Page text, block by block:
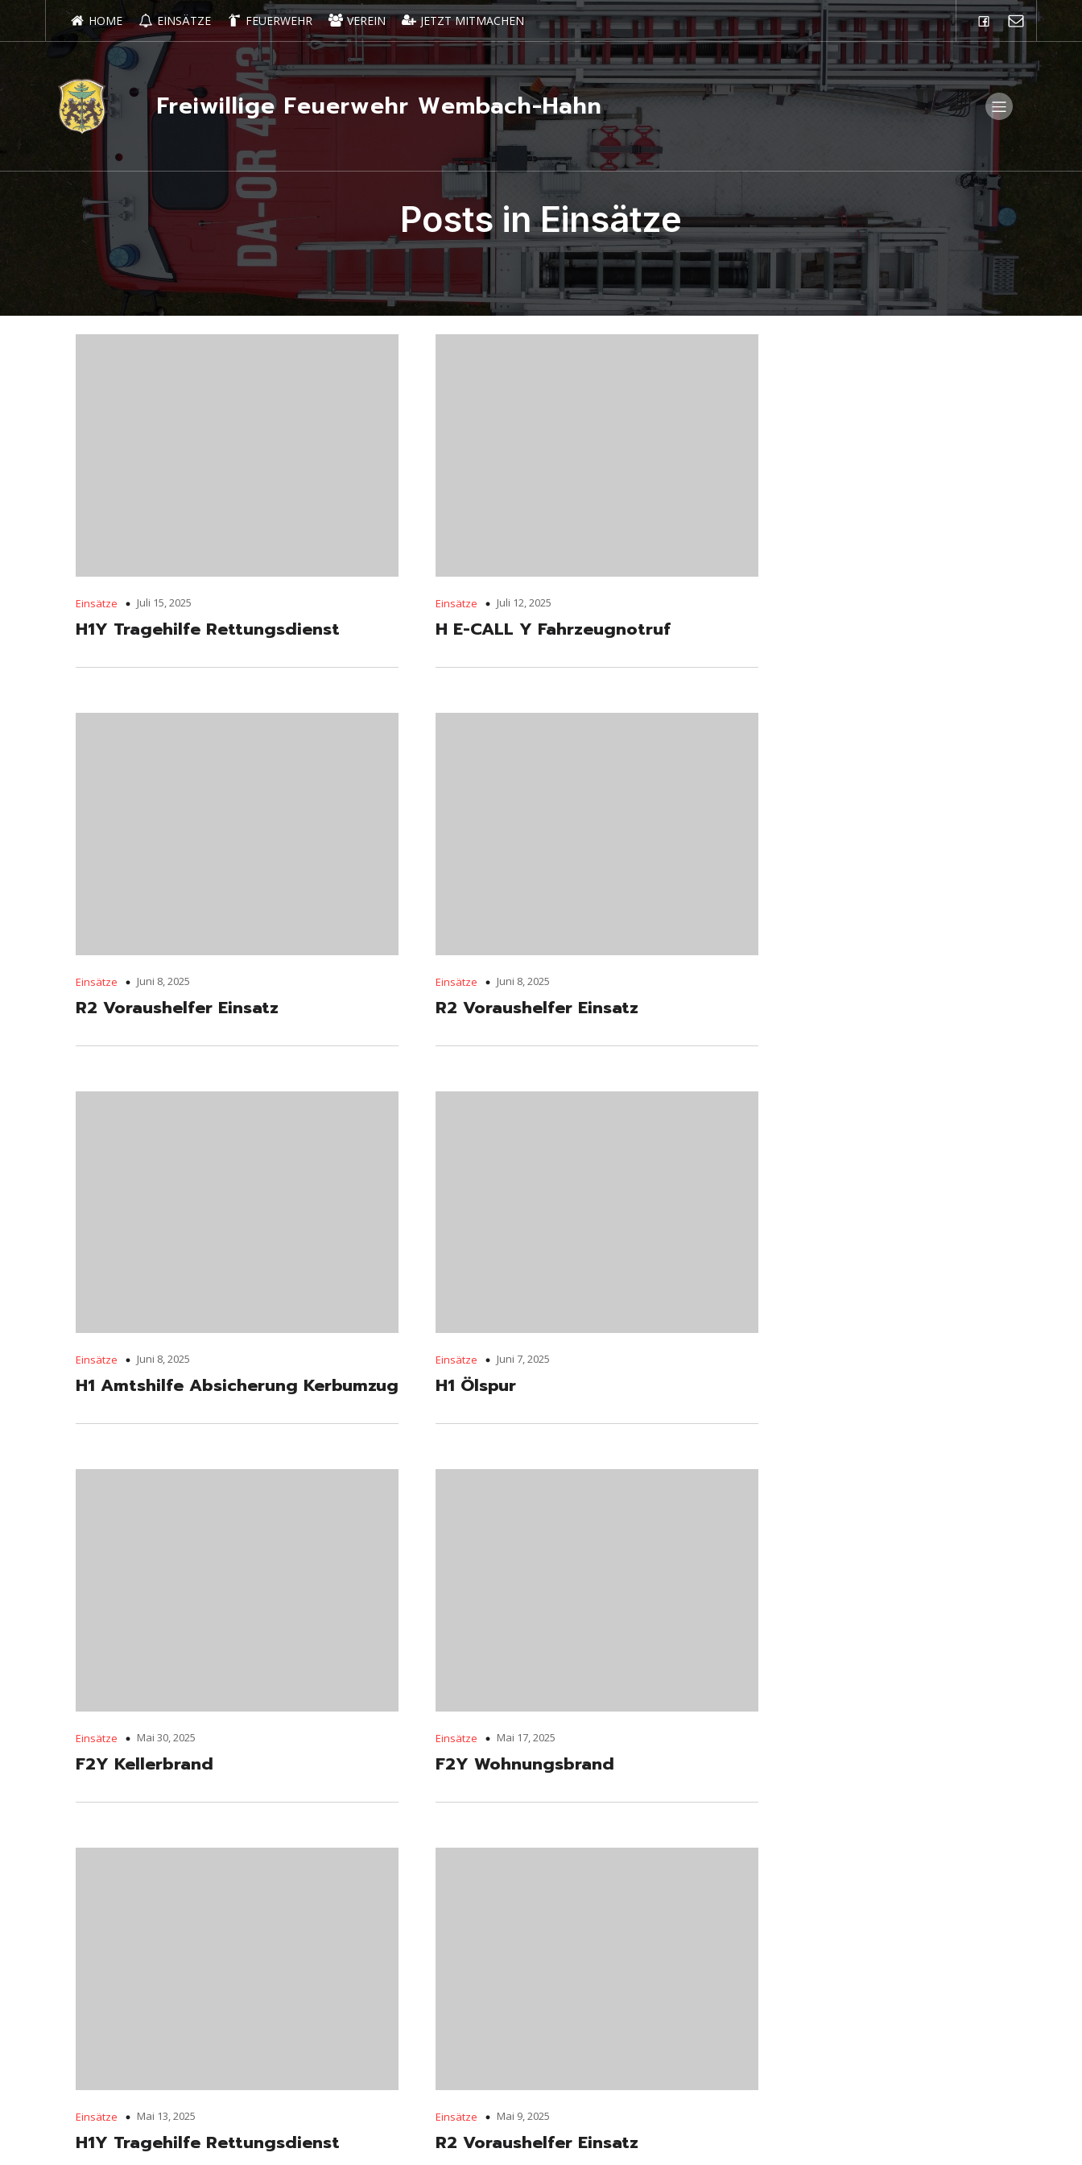
HOME EINSÄTZE FEUERWEHR VEREIN JETZT MITMACHEN
Freiwillige Feuerwehr Wembach-Hahn
Posts in Einsätze
Einsätze Juli 15, 2025
H1Y Tragehilfe Rettungsdienst
Einsätze Juli 12, 2025
H E-CALL Y Fahrzeugnotruf
Einsätze Juni 8, 2025
R2 Voraushelfer Einsatz
Einsätze Juni 8, 2025
R2 Voraushelfer Einsatz
Einsätze Juni 8, 2025
H1 Amtshilfe Absicherung Kerbumzug
Einsätze Juni 7, 2025
H1 Ölspur
Einsätze Mai 30, 2025
F2Y Kellerbrand
Einsätze Mai 17, 2025
F2Y Wohnungsbrand
Einsätze Mai 13, 2025
H1Y Tragehilfe Rettungsdienst
Einsätze Mai 9, 2025
R2 Voraushelfer Einsatz